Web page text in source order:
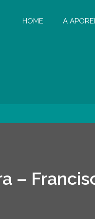
HOME A
–